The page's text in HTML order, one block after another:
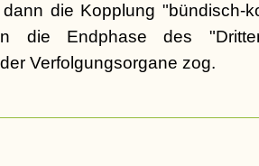
die Kopplung "bündisch-
die Endphase des
Verfolgungsorgane zog.